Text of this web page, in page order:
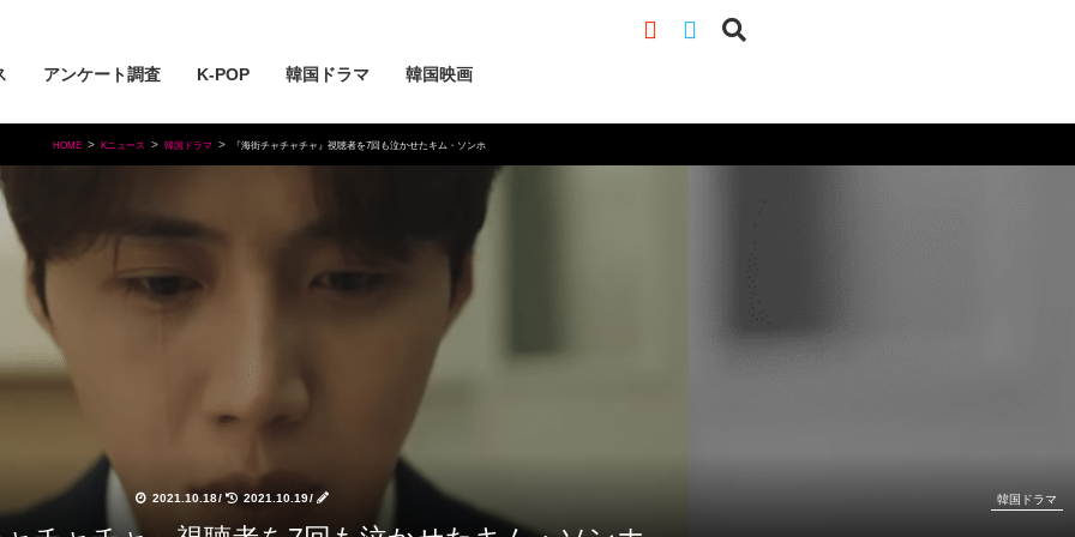
アンケート調査 K-POP 韓国ドラマ 韓国映画
HOME Kニュース 韓国ドラマ 『海街チャチャチャ』視聴者を7回も泣かせたキム・ソンホ
2021.10.18/ 2021.10.19/ 韓国ドラマ